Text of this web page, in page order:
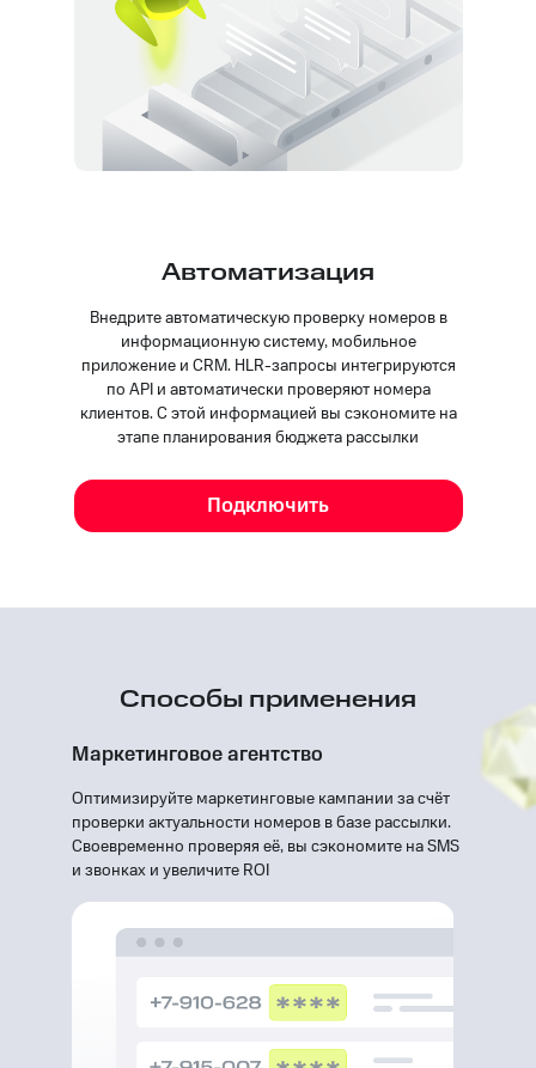
Автоматизация
Внедрите автоматическую проверку номеров в
информационную систему, мобильное
приложение и CRM. HLR-запросы интегрируются
по API и автоматически проверяют номера
клиентов. С этой информацией вы сэкономите на
этапе планирования бюджета рассылки
Подключить
Способы применения
Маркетинговое агентство
Оптимизируйте маркетинговые кампании за счёт
проверки актуальности номеров в базе рассылки.
Своевременно проверяя её, вы сэкономите на SMS
и звонках и увеличите ROI